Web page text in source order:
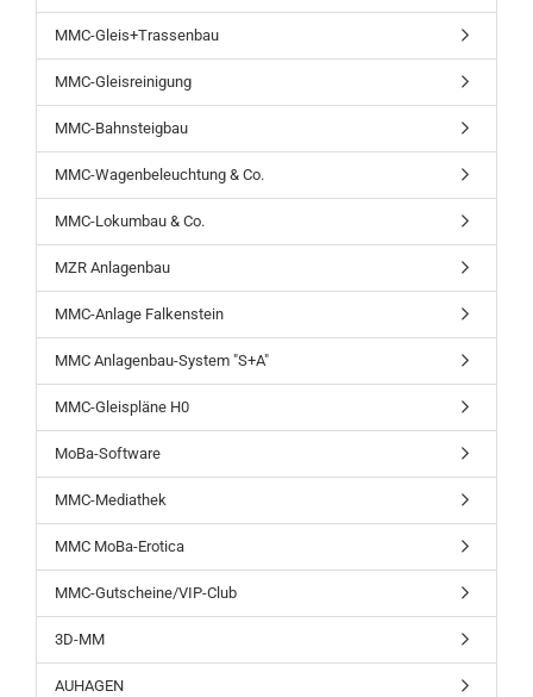
MMC-Gleis+Trassenbau
MMC-Gleisreinigung
MMC-Bahnsteigbau
MMC-Wagenbeleuchtung & Co.
MMC-Lokumbau & Co.
MZR Anlagenbau
MMC-Anlage Falkenstein
MMC Anlagenbau-System "S+A"
MMC-Gleispläne H0
MoBa-Software
MMC-Mediathek
MMC MoBa-Erotica
MMC-Gutscheine/VIP-Club
3D-MM
AUHAGEN